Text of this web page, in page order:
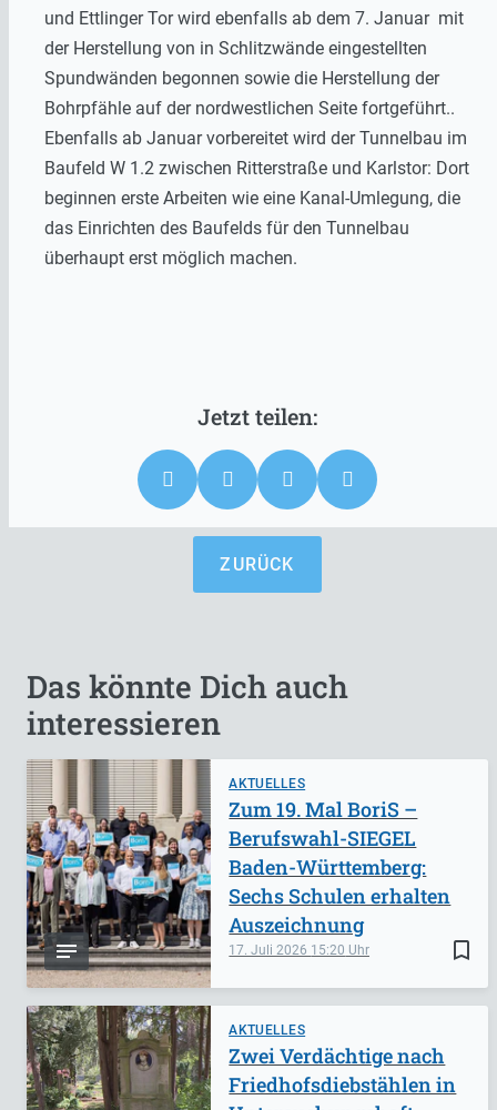
und Ettlinger Tor wird ebenfalls ab dem 7. Januar mit
der Herstellung von in Schlitzwände eingestellten
Spundwänden begonnen sowie die Herstellung der
Bohrpfähle auf der nordwestlichen Seite fortgeführt..
Ebenfalls ab Januar vorbereitet wird der Tunnelbau im
Baufeld W 1.2 zwischen Ritterstraße und Karlstor: Dort
beginnen erste Arbeiten wie eine Kanal-Umlegung, die
das Einrichten des Baufelds für den Tunnelbau
überhaupt erst möglich machen.
ZURÜCK
Das könnte Dich auch
interessieren
AKTUELLES
bookmark_border
17. Juli 2026 15:20
Zum 19. Mal BoriS –
Berufswahl-SIEGEL
Baden-Württemberg:
Sechs Schulen erhalten
Auszeichnung
AKTUELLES
Zwei Verdächtige nach
Friedhofsdiebstählen in